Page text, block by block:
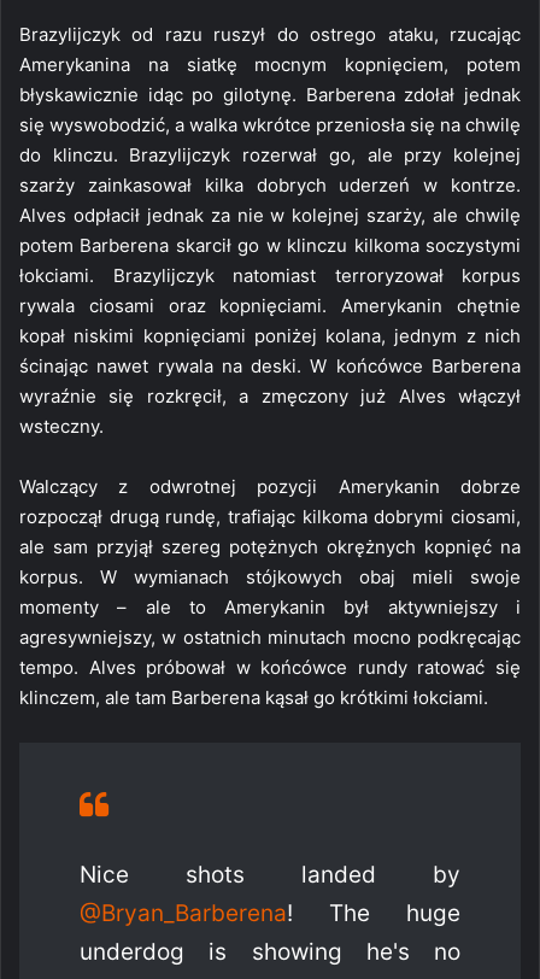
Brazylijczyk od razu ruszył do ostrego ataku, rzucając
Amerykanina na siatkę mocnym kopnięciem, potem
błyskawicznie idąc po gilotynę. Barberena zdołał jednak
się wyswobodzić, a walka wkrótce przeniosła się na chwilę
do klinczu. Brazylijczyk rozerwał go, ale przy kolejnej
szarży zainkasował kilka dobrych uderzeń w kontrze.
Alves odpłacił jednak za nie w kolejnej szarży, ale chwilę
potem Barberena skarcił go w klinczu kilkoma soczystymi
łokciami. Brazylijczyk natomiast terroryzował korpus
rywala ciosami oraz kopnięciami. Amerykanin chętnie
kopał niskimi kopnięciami poniżej kolana, jednym z nich
ścinając nawet rywala na deski. W końcówce Barberena
wyraźnie się rozkręcił, a zmęczony już Alves włączył
wsteczny.
Walczący z odwrotnej pozycji Amerykanin dobrze
rozpoczął drugą rundę, trafiając kilkoma dobrymi ciosami,
ale sam przyjął szereg potężnych okrężnych kopnięć na
korpus. W wymianach stójkowych obaj mieli swoje
momenty – ale to Amerykanin był aktywniejszy i
agresywniejszy, w ostatnich minutach mocno podkręcając
tempo. Alves próbował w końcówce rundy ratować się
klinczem, ale tam Barberena kąsał go krótkimi łokciami.
Nice shots landed by
@Bryan_Barberena! The huge
underdog is showing he's no